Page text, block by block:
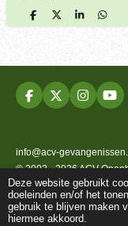
Deze website gebruikt
doeleinden en/of het
gebruik te blijven maken
hiermee akkoord.
D
e
D
e
S
h
D
e
F
a
b
o
o
k
X
I
n
a
g
r
a
m
Y
o
u
b
e
info@acv-
© 2002 - 2026 ACV
Powered byJouwWeb